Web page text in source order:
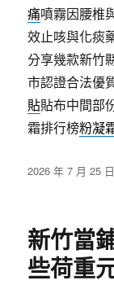
痛噴霧因腰椎
效止咳與化痰
分享幾款新竹
市認證合法優
貼貼布中間部
霜排行榜粉凝
發
2026 年 7 月 25 日
新竹當
些荷重